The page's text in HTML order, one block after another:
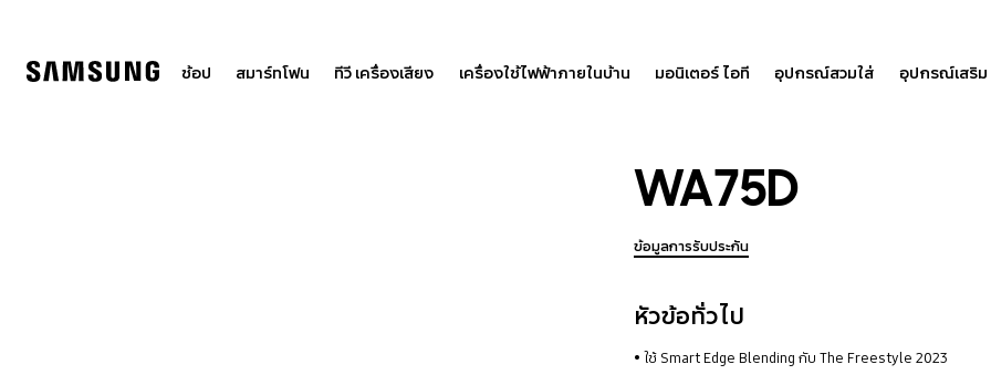
ช้อป สมาร์ทโฟน ทีวี เครื่องเสียง เครื่องใช้ไฟฟ้าภายในบ้าน มอนิเตอร์ ไอที อุปกรณ์สวมใส่ อุปกรณ์เสริม
WA75D
ข้อมูลการรับประกัน
หัวข้อทั่วไป
ใช้ Smart Edge Blending กับ The Freestyle 2023